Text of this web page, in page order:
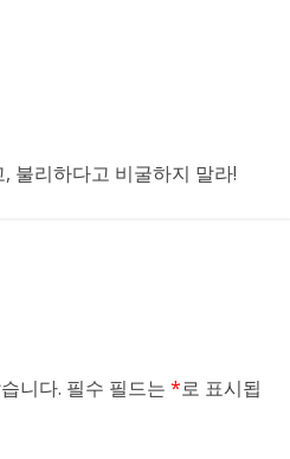
불리하다고 비굴하지 말라!
니다. 필수 필드는 *로 표시됩